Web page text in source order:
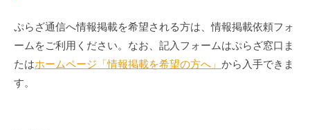
ぷらざ通信へ情報掲載を希望される方は、情報掲載依頼フォ
ームをご利用ください。なお、記入フォームはぷらざ窓口ま
たはホームページ「情報掲載を希望の方へ」 から入手できま
す。